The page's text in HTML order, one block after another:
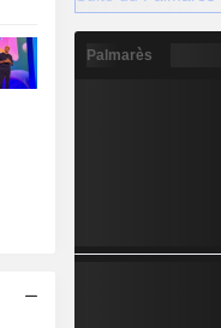
Palmarès